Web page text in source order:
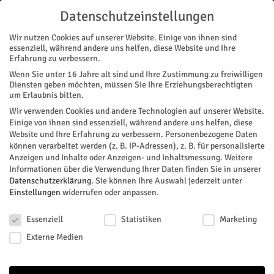
AMTL. BEKANNTM. DER STADT JÜLICH ANZEIGE AUSBILDUNG
AMTL. BEKANNTM. DER STADT JÜLICH Start amtl. Bekanntm. der Stadt Jülich
Datenschutzeinstellungen
Wir nutzen Cookies auf unserer Website. Einige von ihnen sind
essenziell, während andere uns helfen, diese Website und Ihre
Erfahrung zu verbessern.
Wenn Sie unter 16 Jahre alt sind und Ihre Zustimmung zu freiwilligen
Diensten geben möchten, müssen Sie Ihre Erziehungsberechtigten
um Erlaubnis bitten.
Wir verwenden Cookies und andere Technologien auf unserer Website.
Einige von ihnen sind essenziell, während andere uns helfen, diese
Website und Ihre Erfahrung zu verbessern. Personenbezogene Daten
können verarbeitet werden (z. B. IP-Adressen), z. B. für personalisierte
Anzeigen und Inhalte oder Anzeigen- und Inhaltsmessung. Weitere
Informationen über die Verwendung Ihrer Daten finden Sie in unserer
Datenschutzerklärung. Sie können Ihre Auswahl jederzeit unter
Einstellungen widerrufen oder anpassen.
Essenziell
Statistiken
Marketing
Externe Medien